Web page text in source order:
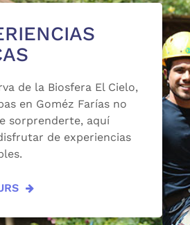
de la Biosfera El Cielo,
en Goméz Farías no
sorprenderte, aquí
de experiencias